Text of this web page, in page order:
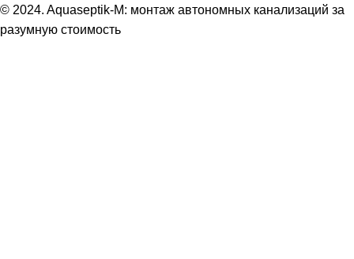
© 2024. Aquaseptik-M: монтаж автономных канализаций за
разумную стоимость